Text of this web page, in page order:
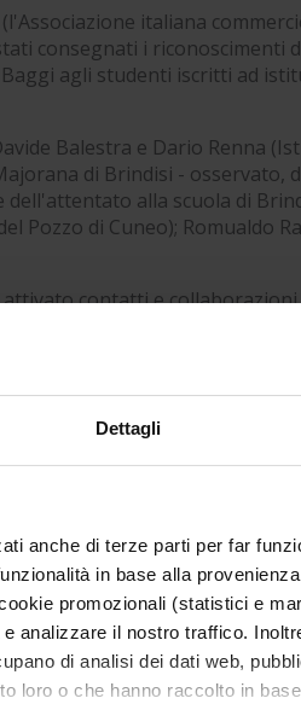
Dettagli
anche di terze parti per far
in base alla
promozionali (statistici e
analizzare il nostro traffico.
di analisi dei dati web,
loro o che hanno raccolto in
(l'Associazione italiana
consegnati i riconoscimenti
agli studenti iscritti ad
Balestra e Dario Renna
di Brindisi - osservato,
alla scuola di
Pozzo di Cuneo); Romualdo
contatti e